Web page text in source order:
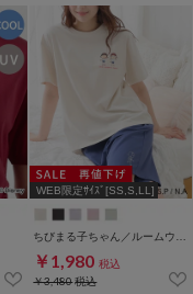
WEB限定ｻｲｽﾞ[SS,S,LL]
ちびまる子ちゃん／ルームウェア（上下セット）
￥1,980 税込
￥3,480税込